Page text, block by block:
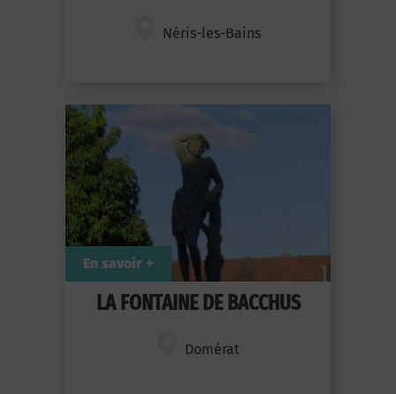
Néris-les-Bains
LA FONTAINE DE BACCHUS
Domérat
En savoir +